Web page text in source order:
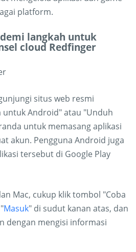
platform.
langkah untuk
cloud Redfinger
situs web resmi
untuk Android" atau "Unduh
untuk memasang aplikasi
akun. Pengguna Android juga
tersebut di Google Play
Mac, cukup klik tombol "Coba
Masuk" di sudut kanan atas, dan
dengan mengisi informasi